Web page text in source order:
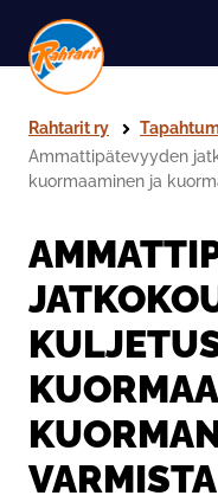
Siirry sivun sisältöön
Rahtarit ry
Ammattipätevyyden
kuormaaminen ja